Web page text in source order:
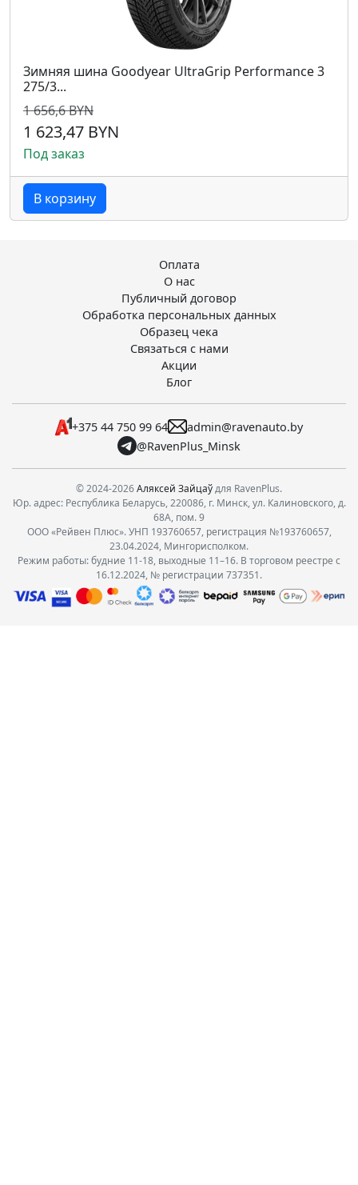
Зимняя шина Goodyear UltraGrip Performance 3
275/3...
1 656,6 BYN
1 623,47 BYN
Под заказ
В корзину
Оплата
О нас
Публичный договор
Обработка персональных данных
Образец чека
Связаться с нами
Акции
Блог
+375 44 750 99 64
admin@ravenauto.by
@RavenPlus_Minsk
© 2024-2026Аляксей Зайцаўдля RavenPlus.
Юр. адрес: Республика Беларусь, 220086, г. Минск, ул. Калиновского, д.
68А, пом. 9
ООО «Рейвен Плюс». УНП 193760657, регистрация №193760657,
23.04.2024, Мингорисполком.
Режим работы: будние 11-18, выходные 11–16. В торговом реестре с
16.12.2024, № регистрации 737351.